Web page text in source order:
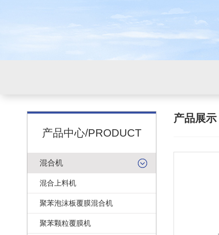
产品中心/PRODUCT
混合机
混合上料机
聚苯泡沫板覆膜混合机
聚苯颗粒覆膜机
产品展示